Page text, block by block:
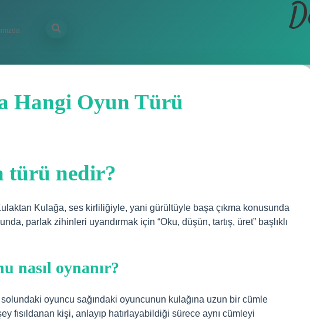
Hangi Oyun Türü
türü nedir?
Kulağa, ses kirliliğiyle, yani gürültüyle başa çıkma konusunda
parlak zihinleri uyandırmak için “Oku, düşün, tartış, üret” başlıklı
nasıl oynanır?
solundaki oyuncu sağındaki oyuncunun kulağına uzun bir cümle
fısıldanan kişi, anlayıp hatırlayabildiği sürece aynı cümleyi